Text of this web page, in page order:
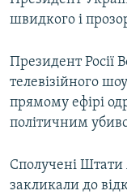
швидкого і
Президент Росії
телевізійного
прямому ефірі
політичним
Сполучені Штати
закликали до